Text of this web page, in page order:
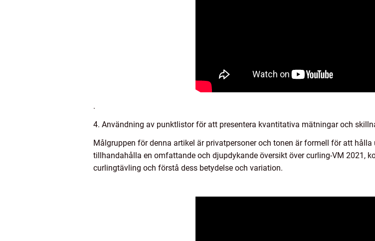
.
4. Användning av punktlistor för att presentera kvantitativa mätningar och
Målgruppen för denna artikel är privatpersoner och tonen är formell för att
tillhandahålla en omfattande och djupdykande översikt över curling-VM 2021,
curlingtävling och förstå dess betydelse och variation.